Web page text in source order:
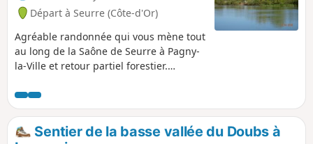
Départ à Seurre (Côte-d'Or)
Agréable randonnée qui vous mène tout
au long de la Saône de Seurre à Pagny-
la-Ville et retour partiel forestier.
notamment vers le Châtelet et Pagny-la-
Ville.
Sentier de la basse vallée du Doubs à